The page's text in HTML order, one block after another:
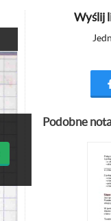
Wyślij
Podobne